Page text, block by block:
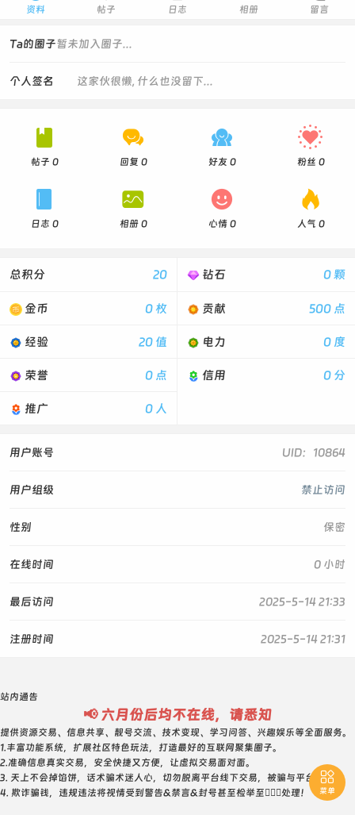
资料 帖子 日志 相册 留言
Ta的圈子暂未加入圈子...
这家伙很懒, 什么也没留下...
个人签名

帖子 0

回复 0

好友 0

粉丝 0

日志 0

相册 0

心情 0

人气 0
20
总积分 0 颗
钻石
0 枚
金币 500 点
贡献
20 值
经验 0 度
电力
0 点
荣誉 0 分
信用
0 人
推广
UID：10864
用户账号
禁止访问
用户组级
保密
性别
0 小时
在线时间
2025-5-14 21:33
最后访问
2025-5-14 21:31
注册时间

菜单
站内通告
📢 六月份后均不在线，请悉知
提供资源交易、信息共享、靓号交流、技术变现、学习问答、兴趣娱乐等全面服务。
1.丰富功能系统，扩展社区特色玩法，打造最好的互联网聚集圈子。
2.准确信息真实交易，安全快捷又方便，让虚拟交易面对面。
3. 天上不会掉馅饼，话术骗术迷人心，切勿脱离平台线下交易，被骗与平台无关！
4. 欺诈骗钱，违规违法将视情受到警告&禁言&封号甚至检举至👮🏻‍♀️处理！